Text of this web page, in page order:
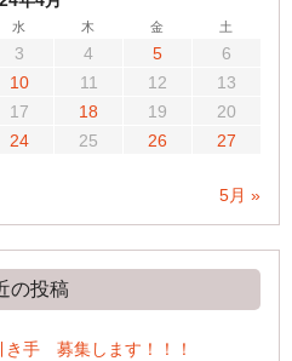
水 木 金 土
3 4 5
6
10 11 12
13
17 18 19
20
24 25 26
27
5月 »
の投稿
手 募集します！！！